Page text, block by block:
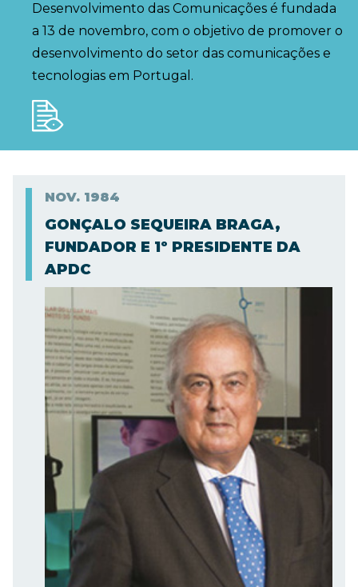
Desenvolvimento das Comunicações é fundada
a 13 de novembro, com o objetivo de promover o
desenvolvimento do setor das comunicações e
tecnologias em Portugal.
NOV. 1984
GONÇALO SEQUEIRA BRAGA,
FUNDADOR E 1º PRESIDENTE DA
APDC